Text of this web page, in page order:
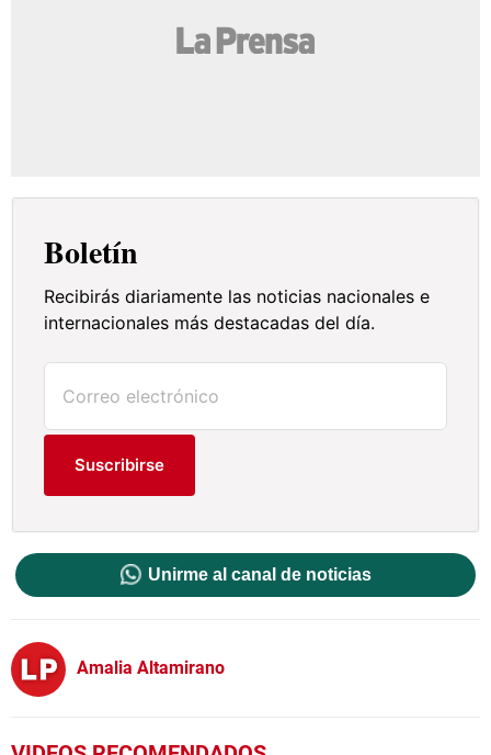
Boletín
Recibirás diariamente las noticias nacionales e
internacionales más destacadas del día.
Suscribirse
Unirme al canal de noticias
Amalia Altamirano